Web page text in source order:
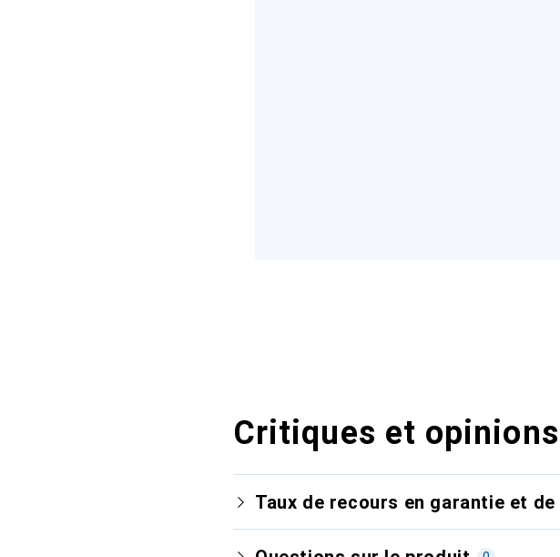
Critiques et opinions
Taux de recours en garantie et